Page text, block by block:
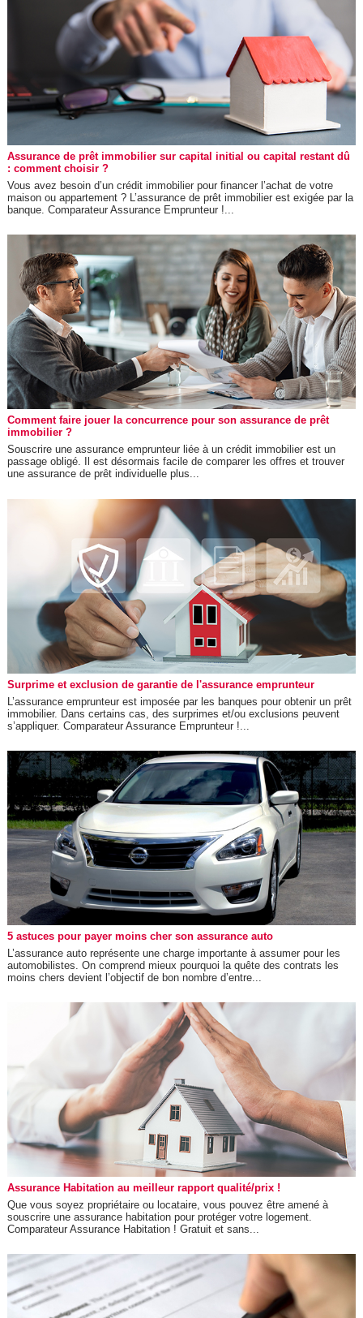
Assurance de prêt immobilier sur capital initial ou capital restant dû
: comment choisir ?
Vous avez besoin d’un crédit immobilier pour financer l’achat de votre
maison ou appartement ? L’assurance de prêt immobilier est exigée par la
banque. Comparateur Assurance Emprunteur !...
Comment faire jouer la concurrence pour son assurance de prêt
immobilier ?
Souscrire une assurance emprunteur liée à un crédit immobilier est un
passage obligé. Il est désormais facile de comparer les offres et trouver
une assurance de prêt individuelle plus...
Surprime et exclusion de garantie de l'assurance emprunteur
L’assurance emprunteur est imposée par les banques pour obtenir un prêt
immobilier. Dans certains cas, des surprimes et/ou exclusions peuvent
s’appliquer. Comparateur Assurance Emprunteur !...
5 astuces pour payer moins cher son assurance auto
L’assurance auto représente une charge importante à assumer pour les
automobilistes. On comprend mieux pourquoi la quête des contrats les
moins chers devient l’objectif de bon nombre d’entre...
Assurance Habitation au meilleur rapport qualité/prix !
Que vous soyez propriétaire ou locataire, vous pouvez être amené à
souscrire une assurance habitation pour protéger votre logement.
Comparateur Assurance Habitation ! Gratuit et sans...